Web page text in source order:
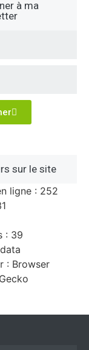
à ma
sur le site
ligne : 252
: 39
: Browser